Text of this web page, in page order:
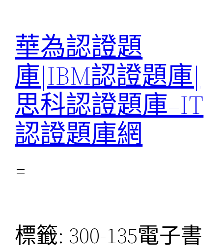
華為認證題
庫|IBM認證題庫|
思科認證題庫–IT
認證題庫網
標籤: 300-135電子書